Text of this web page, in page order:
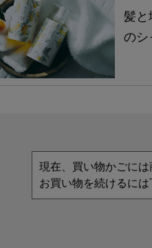
髪と
のシ
現在、買い物かごには
お買い物を続けるに